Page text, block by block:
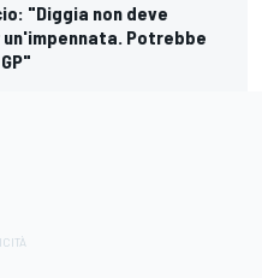
"Diggia non deve
Potrebbe